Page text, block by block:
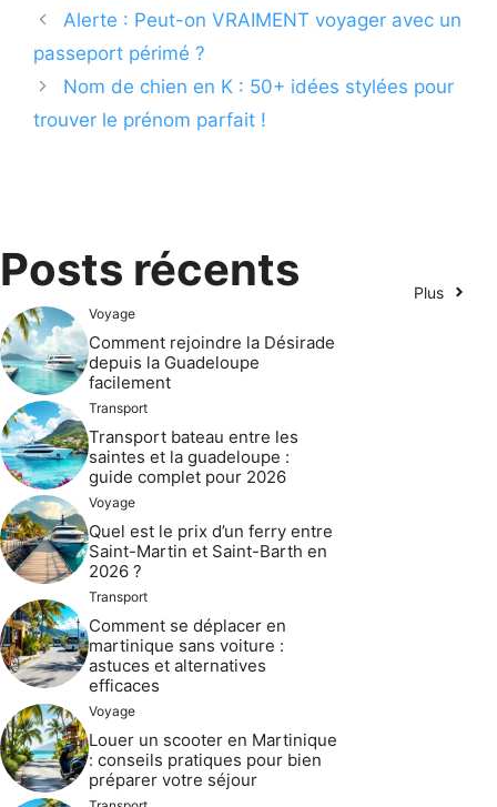
Alerte : Peut-on VRAIMENT voyager avec un
passeport périmé ?
Nom de chien en K : 50+ idées stylées pour
trouver le prénom parfait !
Posts récents Plus
Voyage
Comment rejoindre la Désirade
depuis la Guadeloupe
facilement
Transport
Transport bateau entre les
saintes et la guadeloupe :
guide complet pour 2026
Voyage
Quel est le prix d’un ferry entre
Saint-Martin et Saint-Barth en
2026 ?
Transport
Comment se déplacer en
martinique sans voiture :
astuces et alternatives
efficaces
Voyage
Louer un scooter en Martinique
: conseils pratiques pour bien
préparer votre séjour